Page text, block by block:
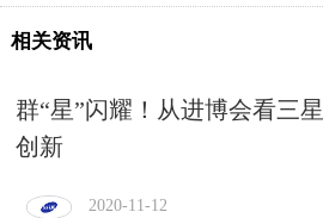
相关资讯
群“星”闪耀！从进博会看三星
创新
2020-11-12